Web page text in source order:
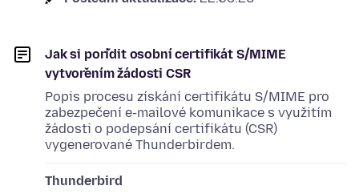
Jak si pořídit osobní certifikát S/MIME
vytvořením žádosti CSR
Popis procesu získání certifikátu S/MIME pro
zabezpečení e-mailové komunikace s využitím
žádosti o podepsání certifikátu (CSR)
vygenerované Thunderbirdem.
Thunderbird